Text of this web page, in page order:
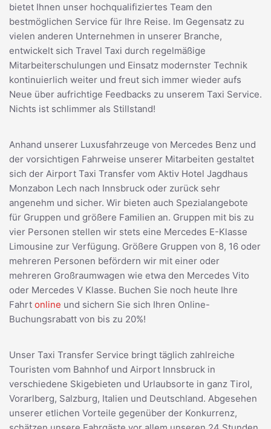
bietet Ihnen unser hochqualifiziertes Team den
bestmöglichen Service für Ihre Reise. Im Gegensatz zu
vielen anderen Unternehmen in unserer Branche,
entwickelt sich Travel Taxi durch regelmäßige
Mitarbeiterschulungen und Einsatz modernster Technik
kontinuierlich weiter und freut sich immer wieder aufs
Neue über aufrichtige Feedbacks zu unserem Taxi Service.
Nichts ist schlimmer als Stillstand!
Anhand unserer Luxusfahrzeuge von Mercedes Benz und
der vorsichtigen Fahrweise unserer Mitarbeiten gestaltet
sich der Airport Taxi Transfer vom Aktiv Hotel Jagdhaus
Monzabon Lech nach Innsbruck oder zurück sehr
angenehm und sicher. Wir bieten auch Spezialangebote
für Gruppen und größere Familien an. Gruppen mit bis zu
vier Personen stellen wir stets eine Mercedes E-Klasse
Limousine zur Verfügung. Größere Gruppen von 8, 16 oder
mehreren Personen befördern wir mit einer oder
mehreren Großraumwagen wie etwa den Mercedes Vito
oder Mercedes V Klasse. Buchen Sie noch heute Ihre
Fahrt online und sichern Sie sich Ihren Online-
Buchungsrabatt von bis zu 20%!
Unser Taxi Transfer Service bringt täglich zahlreiche
Touristen vom Bahnhof und Airport Innsbruck in
verschiedene Skigebieten und Urlaubsorte in ganz Tirol,
Vorarlberg, Salzburg, Italien und Deutschland. Abgesehen
unserer etlichen Vorteile gegenüber der Konkurrenz,